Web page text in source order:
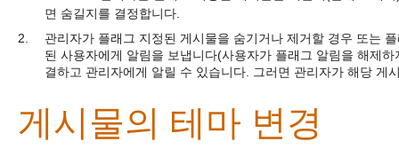
면 숨길지를 결정합니다.
2.
관리자가 플래그 지정된 게시물을 숨기거나 제거할 경우 또는
된 사용자에게 알림을 보냅니다(사용자가 플래그 알림을 해제
결하고 관리자에게 알릴 수 있습니다. 그러면 관리자가 해당 게
게시물의 테마 변경